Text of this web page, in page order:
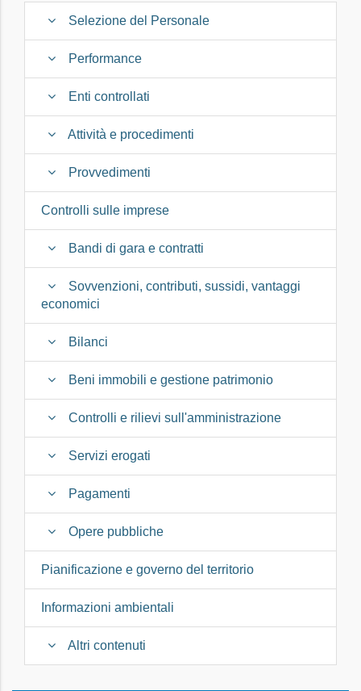
Selezione del Personale
Performance
Enti controllati
Attività e procedimenti
Provvedimenti
Controlli sulle imprese
Bandi di gara e contratti
Sovvenzioni, contributi, sussidi, vantaggi
economici
Bilanci
Beni immobili e gestione patrimonio
Controlli e rilievi sull'amministrazione
Servizi erogati
Pagamenti
Opere pubbliche
Pianificazione e governo del territorio
Informazioni ambientali
Altri contenuti